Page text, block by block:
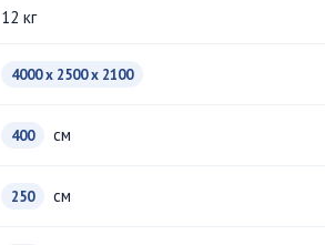
12 кг
4000 x 2500 x 2100
400 см
250 см